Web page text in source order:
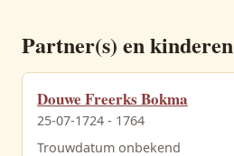
Partner(s) en kinderen
Douwe Freerks Bokma
25-07-1724 - 1764
Trouwdatum onbekend